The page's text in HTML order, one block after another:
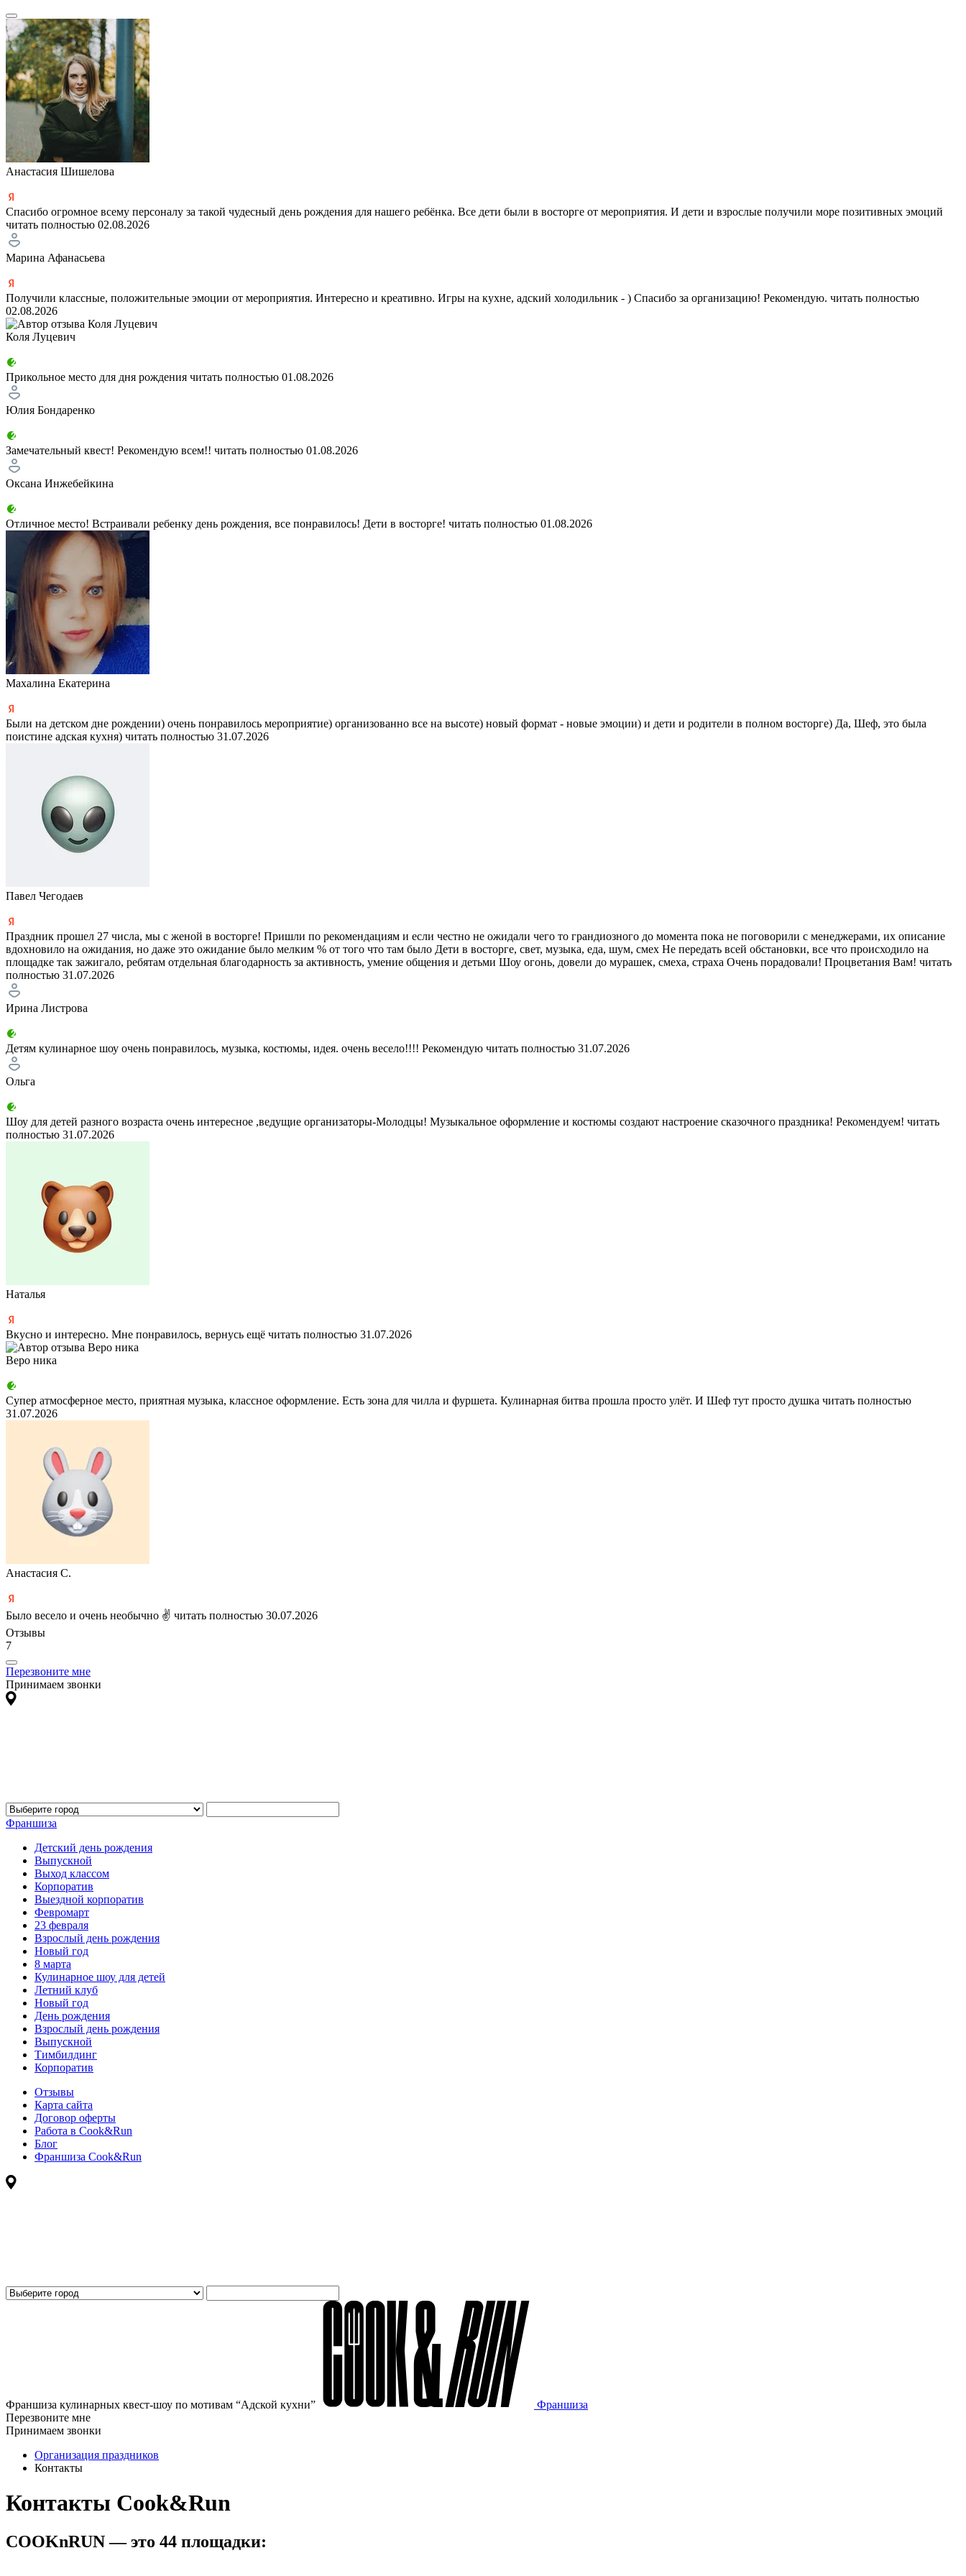
Анастасия Шишелова
Спасибо огромное всему персоналу за такой чудесный день рождения для нашего ребёнка. Все дети были в восторге от мероприятия. И дети и взрослые получили море позитивных эмоций
читать полностью 02.08.2026
Марина Афанасьева
Получили классные, положительные эмоции от мероприятия. Интересно и креативно. Игры на кухне, адский холодильник - ) Спасибо за организацию! Рекомендую. читать полностью
02.08.2026
Коля Луцевич
Прикольное место для дня рождения читать полностью 01.08.2026
Юлия Бондаренко
Замечательный квест! Рекомендую всем!! читать полностью 01.08.2026
Оксана Инжебейкина
Отличное место! Встраивали ребенку день рождения, все понравилось! Дети в восторге! читать полностью 01.08.2026
Махалина Екатерина
Были на детском дне рождении) очень понравилось мероприятие) организованно все на высоте) новый формат - новые эмоции) и дети и родители в полном восторге) Да, Шеф, это была
поистине адская кухня) читать полностью 31.07.2026
Павел Чегодаев
Праздник прошел 27 числа, мы с женой в восторге! Пришли по рекомендациям и если честно не ожидали чего то грандиозного до момента пока не поговорили с менеджерами, их описание
вдохновило на ожидания, но даже это ожидание было мелким % от того что там было Дети в восторге, свет, музыка, еда, шум, смех Не передать всей обстановки, все что происходило на
площадке так зажигало, ребятам отдельная благодарность за активность, умение общения и детьми Шоу огонь, довели до мурашек, смеха, страха Очень порадовали! Процветания Вам! читать
полностью 31.07.2026
Ирина Листрова
Детям кулинарное шоу очень понравилось, музыка, костюмы, идея. очень весело!!!! Рекомендую читать полностью 31.07.2026
Ольга
Шоу для детей разного возраста очень интересное ,ведущие организаторы-Молодцы! Музыкальное оформление и костюмы создают настроение сказочного праздника! Рекомендуем! читать
полностью 31.07.2026
Наталья
Вкусно и интересно. Мне понравилось, вернусь ещё читать полностью 31.07.2026
Веро ника
Супер атмосферное место, приятная музыка, классное оформление. Есть зона для чилла и фуршета. Кулинарная битва прошла просто улёт. И Шеф тут просто душка читать полностью
31.07.2026
Анастасия С.
Было весело и очень необычно ✌ читать полностью 30.07.2026
Отзывы
7
Перезвоните мне
Принимаем звонки
Франшиза
Детский день рождения
Выпускной
Выход классом
Корпоратив
Выездной корпоратив
Февромарт
23 февраля
Взрослый день рождения
Новый год
8 марта
Кулинарное шоу для детей
Летний клуб
Новый год
День рождения
Взрослый день рождения
Выпускной
Тимбилдинг
Корпоратив
Отзывы
Карта сайта
Договор оферты
Работа в Cook&Run
Блог
Франшиза Cook&Run
Франшиза кулинарных квест-шоу по мотивам “Адской кухни”
Франшиза
Перезвоните мне
Принимаем звонки
Организация праздников
Контакты
Контакты Cook&Run
COOKnRUN — это 44 площадки: